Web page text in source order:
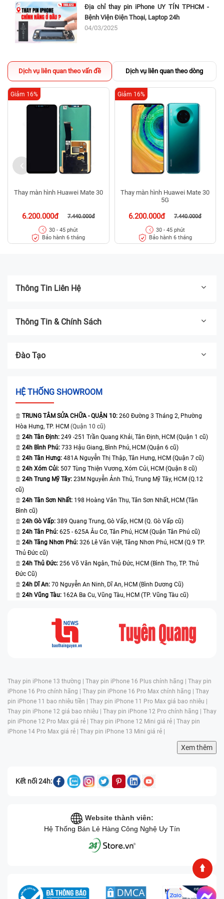
Dấu hiệu nhận biết màn hình ROG Phone 3 cần thay thế
Việc điện thoại cần thay màn hình sau một thời gian sử dụng không
màn hình ASUS ROG Phone 3. Dưới đây là một số dấu hiệu, biểu hiện
người dùng cần chú ý để có thể khắc phục kịp thời:
Màn hình điện thoại trầy xước, nứt, sứt mẻ hoặc vỡ
Màn hình hiển thị có điểm chết, những đốm đen, sọc ngang/dọc,
Màn hình đơ, loạn cảm ứng, cảm ứng không nhạy hoặc không
cảm ứng được
Màn hình không sáng dù có chuông thông báo, cuộc gọi, tin
Thay màn hình ASUS ROG Phone 3 ở đâu uy tín, chất
sửa chữa điện thoại Asus
nghiệm 15 năm, chúng tôi sẽ cung cấp cho quý khách hàng màn hình
có nguồn gốc rõ ràng, chất lượng đảm bảo, giá cả cực cạnh tranh
chắc chắn làm hài lòng quý khách. Dưới đây là một số ưu điểm khi
Linh kiện chính hãng, chất lượng, xuất xứ rõ ràng
Giá cả cạnh tranh, kiểm tra lỗi miễn phí cả khi khách không sửa
chữa
Kỹ thuật viên chuyên nghiệp, giàu kinh nghiệm, tận tâm với công
việc
Thay màn hình nhanh chóng, tiết kiệm thời gian cho khách hàng
Cam kết máy không phát sinh thêm lỗi trong quá trình sửa chữa
Chính sách bảo hành dài hạn, đảm bảo quyền lợi cho khách hàng
Trong thời buổi người kinh doanh luôn đặt lợi nhuận lên trên hết,Bệnh
Viện Điện Thoại, Laptop 24h
đến từ khách hàng. Chúng tôi luôn đặt mình vào vị trí là khách hàng
và làm hết sức mình để đáp ứng kỳ vọng, niềm tin mà khách hàng
dành cho mình. Hãy liên hệ hotline 1900.0213 để được tư vấn kỹ hơn
hoặc đến trực tiếp Bệnh Viện Điện Thoại, Laptop 24h để được hỗ trợ
thay màn hình Asus Rog Phone 3.
Xem thêm: Cập nhật thông tin vềthay màn hình iPhone 12 giá
bao nhiêuđể đưa ra quyết định đúng đắn.
thông tin chi tiết.
: Tìm hiểu
giá thay màn hình iPhone 11 Pro Max
chính hãngvới dịch vụ uy tín.
Địa chỉ thay pin iPhone UY TÍN TPHCM -
Bệnh Viện Điện Thoại, Laptop 24h
04/03/2025
Dịch vụ liên quan theo vấn đề Dịch vụ liên quan theo dòng
Thay màn hình Huawei Mate 30
6.200.000đ 7.440.000đ
Giảm 16%
30 - 45 phút
Bảo hành 6 tháng
Thay màn hình Huawei Mate 30
5G
6.200.000đ 7.440.000đ
Giảm 16%
30 - 45 phút
Bảo hành 6 tháng
Thông Tin Liên Hệ
Thông Tin & Chính Sách
Đào Tạo
HỆ THỐNG SHOWROOM
TRUNG TÂM SỬA CHỮA - QUẬN 10: 260 Đường 3 Tháng 2, Phường
Hòa Hưng, TP. HCM (Quận 10 cũ)
24h Tân Định: 249 -251 Trần Quang Khải, Tân Định, HCM (Quận 1 cũ)
24h Bình Phú: 733 Hậu Giang, Bình Phú, HCM (Quận 6 cũ)
24h Tân Hưng: 481A Nguyễn Thị Thập, Tân Hưng, HCM (Quận 7 cũ)
24h Xóm Củi: 507 Tùng Thiện Vương, Xóm Củi, HCM (Quận 8 cũ)
24h Trung Mỹ Tây: 23M Nguyễn Ảnh Thủ, Trung Mỹ Tây, HCM (Q.12
cũ)
24h Tân Sơn Nhất: 198 Hoàng Văn Thụ, Tân Sơn Nhất, HCM (Tân
Bình cũ)
24h Gò Vấp: 389 Quang Trung, Gò Vấp, HCM (Q. Gò Vấp cũ)
24h Tân Phú: 625 - 625A Âu Cơ, Tân Phú, HCM (Quận Tân Phú cũ)
24h Tăng Nhơn Phú: 326 Lê Văn Việt, Tăng Nhơn Phú, HCM (Q.9 TP.
Thủ Đức cũ)
24h Thủ Đức: 256 Võ Văn Ngân, Thủ Đức, HCM (Bình Thọ, TP. Thủ
Đức Cũ)
24h Dĩ An: 70 Nguyễn An Ninh, Dĩ An, HCM (Bình Dương Cũ)
24h Vũng Tàu: 162A Ba Cu, Vũng Tàu, HCM (TP. Vũng Tàu cũ)
Thay pin iPhone 13 thường | Thay pin iPhone 16 Plus chính hãng | Thay pin
iPhone 16 Pro chính hãng | Thay pin iPhone 16 Pro Max chính hãng | Thay
pin iPhone 11 bao nhiêu tiền | Thay pin iPhone 11 Pro Max giá bao nhiêu |
Thay pin iPhone 12 giá bao nhiêu | Thay pin iPhone 12 Pro chính hãng | Thay
pin iPhone 12 Pro Max giá rẻ | Thay pin iPhone 12 Mini giá rẻ | Thay pin
iPhone 14 Pro Max giá rẻ | Thay pin iPhone 13 Mini giá rẻ |
Xem thêm
Kết nối 24h:
Website thành viên:
Hệ Thống Bán Lẻ Hàng Công Nghệ Uy Tín